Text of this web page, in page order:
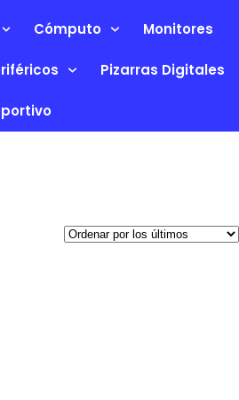
Cómputo Monitores
Pizarras Digitales